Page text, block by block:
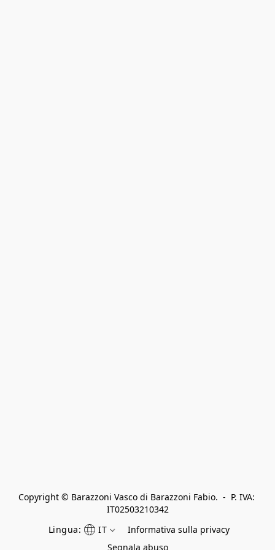
Copyright © Barazzoni Vasco di Barazzoni Fabio.  -  P. IVA:
IT02503210342
Lingua:
IT
Informativa sulla privacy
Segnala abuso